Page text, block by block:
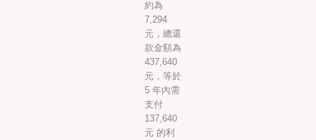
約為
7,294
元，總還
款金額為
437,640
元，等於
5 年內需
支付
137,640
元 的利